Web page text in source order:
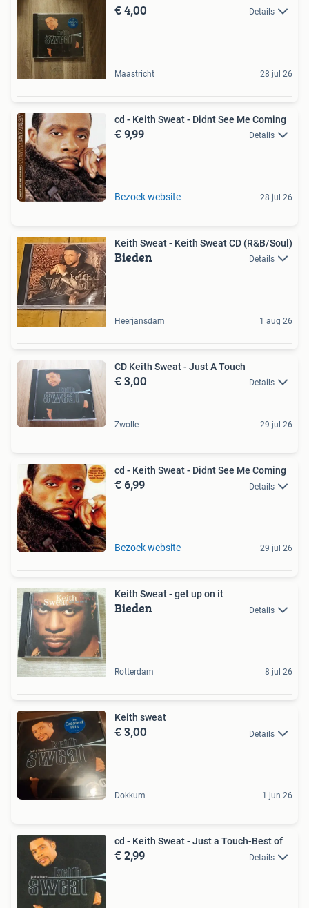
€ 4,00 Details
Maastricht 28 jul 26
cd - Keith Sweat - Didnt See Me Coming
€ 9,99 Details
Bezoek website 28 jul 26
Keith Sweat - Keith Sweat CD (R&B/Soul)
Bieden Details
Heerjansdam 1 aug 26
CD Keith Sweat - Just A Touch
€ 3,00 Details
Zwolle 29 jul 26
cd - Keith Sweat - Didnt See Me Coming
€ 6,99 Details
Bezoek website 29 jul 26
Keith Sweat - get up on it
Bieden Details
Rotterdam 8 jul 26
Keith sweat
€ 3,00 Details
Dokkum 1 jun 26
cd - Keith Sweat - Just a Touch-Best of
€ 2,99 Details